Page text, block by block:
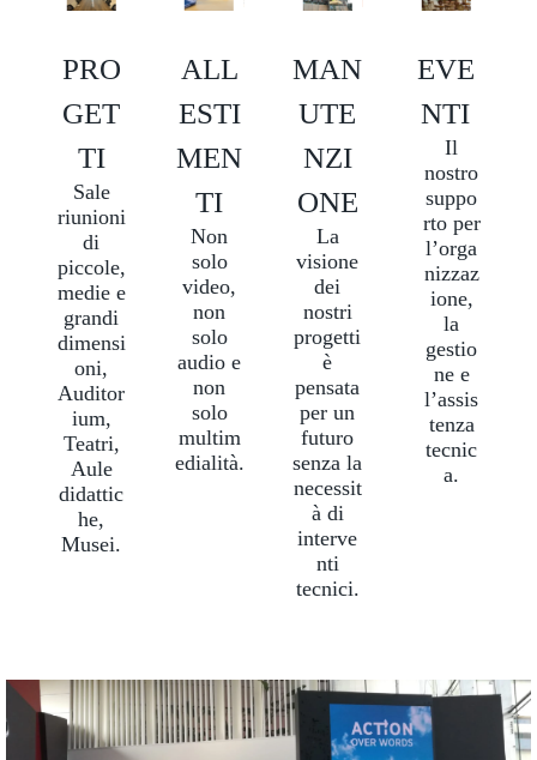
PRO
GET
TI
Sale
riunioni
di
piccole,
medie e
grandi
dimensi
oni,
Auditor
ium,
Teatri,
Aule
didattic
he,
Musei.
ALL
ESTI
MEN
TI
Non
solo
video,
non
solo
audio e
non
solo
multim
edialità.
MAN
UTE
NZI
ONE
La
visione
dei
nostri
progetti
è
pensata
per un
futuro
senza la
necessit
à di
interve
nti
tecnici.
EVE
NTI
Il
nostro
suppo
rto per
l’orga
nizzaz
ione,
la
gestio
ne e
l’assis
tenza
tecnic
a.